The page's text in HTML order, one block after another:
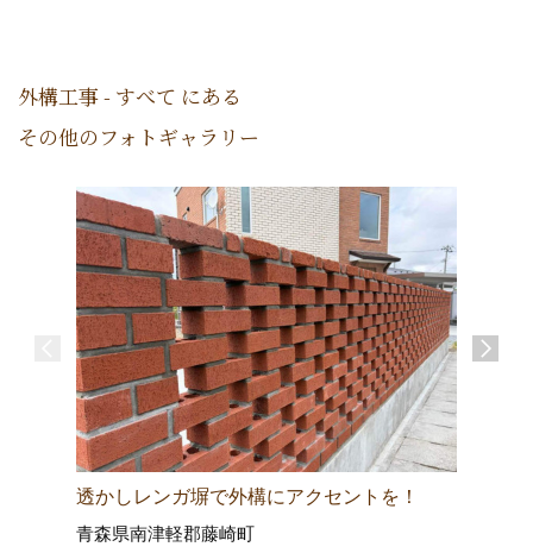
外構工事 - すべて にある
その他のフォトギャラリー
透かしレンガ塀で外構にアクセントを！
青森県南津軽郡藤崎町